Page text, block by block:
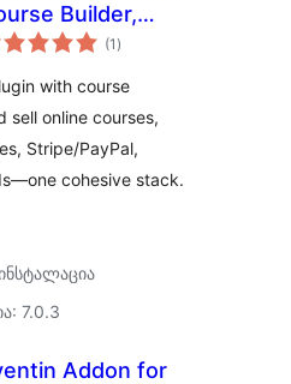
Builder,
Courses &
(1 საერთო
რეიტინგი
)
with course
sell online courses,
Stripe/PayPal,
cohesive stack.
7.0.3
Addon for